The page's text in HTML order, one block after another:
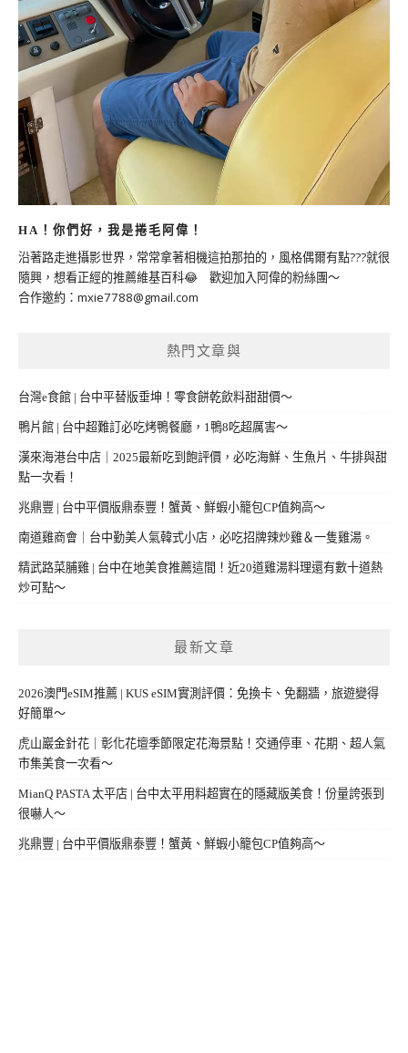
HA！你們好，我是捲毛阿偉！
沿著路走進攝影世界，常常拿著相機這拍那拍的，風格偶爾有點???就很
隨興，想看正經的推薦維基百科😂 歡迎加入阿偉的粉絲團～
合作邀約： mxie7788@gmail.com
熱門文章與
台灣e食館 | 台中平替版垂坤！零食餅乾飲料甜甜價～
鴨片館 | 台中超難訂必吃烤鴨餐廳，1鴨8吃超厲害～
漢來海港台中店｜2025最新吃到飽評價，必吃海鮮、生魚片、牛排與甜
點一次看！
兆鼎豐 | 台中平價版鼎泰豐！蟹黃、鮮蝦小籠包CP值夠高～
南道雞商會｜台中勤美人氣韓式小店，必吃招牌辣炒雞＆一隻雞湯。
精武路菜脯雞 | 台中在地美食推薦這間！近20道雞湯料理還有數十道熱
炒可點～
最新文章
2026澳門eSIM推薦 | KUS eSIM實測評價：免換卡、免翻牆，旅遊變得
好簡單～
虎山巖金針花｜彰化花壇季節限定花海景點！交通停車、花期、超人氣
市集美食一次看～
MianQ PASTA 太平店 | 台中太平用料超實在的隱藏版美食！份量誇張到
很嚇人～
兆鼎豐 | 台中平價版鼎泰豐！蟹黃、鮮蝦小籠包CP值夠高～